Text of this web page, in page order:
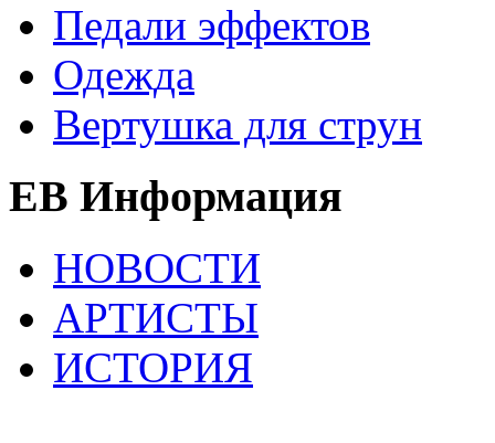
Педали эффектов
Одежда
Вертушка для струн
EB Информация
НОВОСТИ
АРТИСТЫ
ИСТОРИЯ